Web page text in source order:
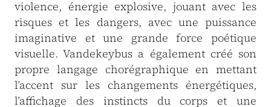
violence, énergie explosive, jouant avec les
risques et les dangers, avec une puissance
imaginative et une grande force poétique
visuelle. Vandekeybus a également créé son
propre langage chorégraphique en mettant
l’accent sur les changements énergétiques,
l’affichage des instincts du corps et une